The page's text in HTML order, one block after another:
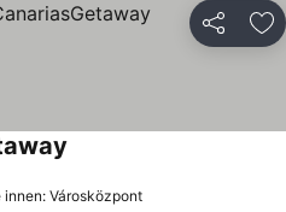
Városközpont